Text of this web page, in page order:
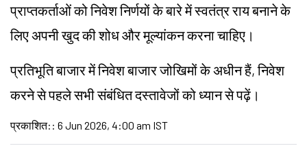
प्राप्तकर्ताओं को निवेश निर्णयों के बारे में स्वतंत्र राय बनाने के
लिए अपनी खुद की शोध और मूल्यांकन करना चाहिए।
प्रतिभूति बाजार में निवेश बाजार जोखिमों के अधीन हैं, निवेश
करने से पहले सभी संबंधित दस्तावेजों को ध्यान से पढ़ें।
प्रकाशित: : 6 Jun 2026, 4:00 am IST